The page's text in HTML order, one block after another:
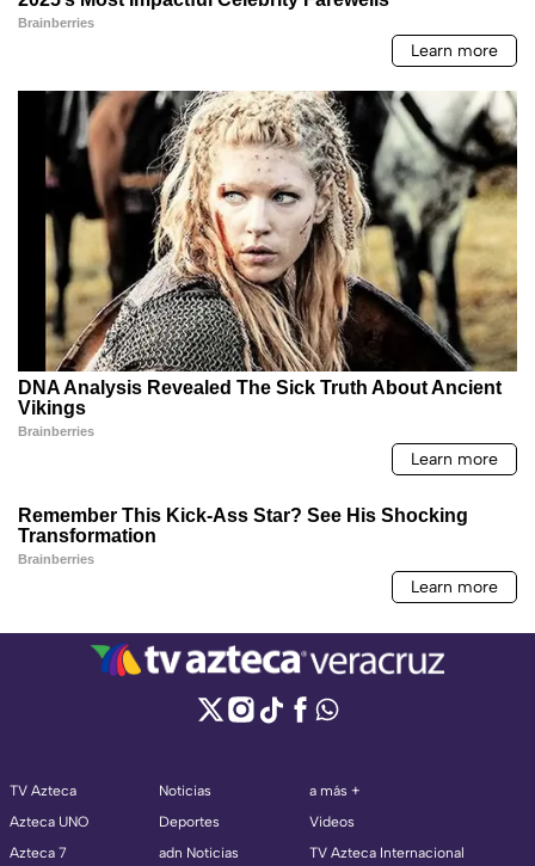
TV Azteca
Azteca UNO
Azteca 7
Noticias
Deportes
adn Noticias
a más +
Videos
TV Azteca Internacional